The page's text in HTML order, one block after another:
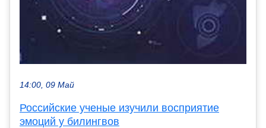
14:00, 09 Май
Российские ученые изучили восприятие
эмоций у билингвов